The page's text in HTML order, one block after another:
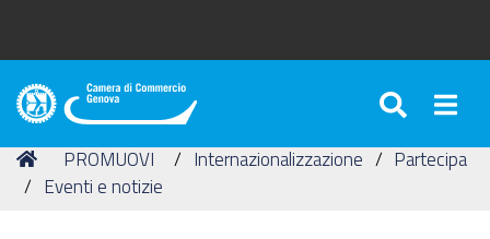
Camera
Commercio
di
Tu
sei
Home
PROMUOVI Internazionalizzazione
Partecipa
Eventi e notizie